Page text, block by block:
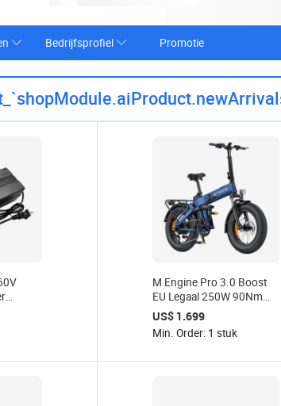
Bedrijfsprofiel Promotie
M Engine Pro 3.0 Boost
EU Legaal 250W 90Nm
130km Volledige Vering E-
Bike Kit
US$ 1.699
Min. Order: 1 stuk